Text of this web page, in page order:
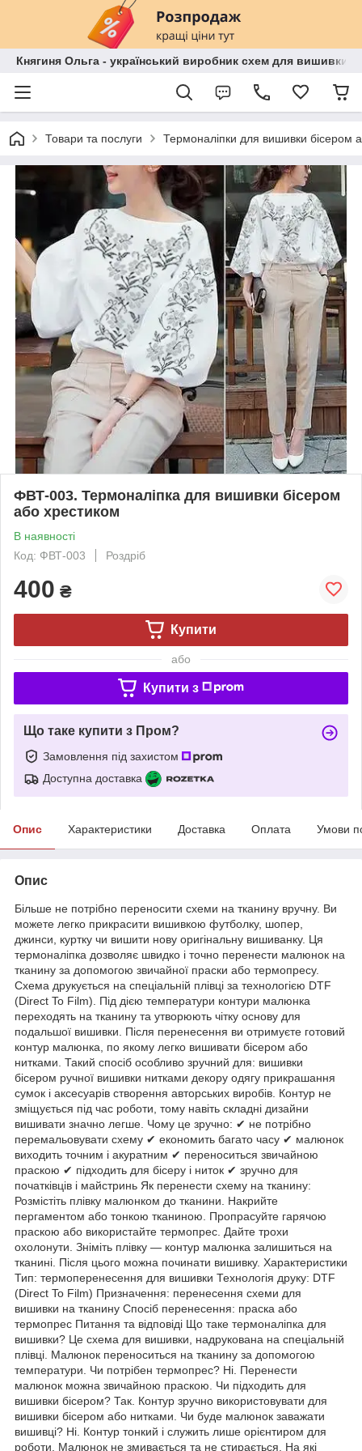
Княгиня Ольга - український виробник схем для вишивки
Товари та послуги Термоналіпки для вишивки бісером
ФВТ-003. Термоналіпка для вишивки бісером
або хрестиком
В наявності
Код: ФВТ-003
Роздріб
400 ₴
Купити
або
Купити з
Що таке купити з Пром?
Замовлення під захистом
Доступна доставка
Опис Характеристики Доставка Оплата Умови
Опис
Більше не потрібно переносити схеми на тканину вручну. Ви
можете легко прикрасити вишивкою футболку, шопер,
джинси, куртку чи вишити нову оригінальну вишиванку. Ця
термоналіпка дозволяє швидко і точно перенести малюнок на
тканину за допомогою звичайної праски або термопресу.
Схема друкується на спеціальній плівці за технологією DTF
(Direct To Film). Під дією температури контури малюнка
переходять на тканину та утворюють чітку основу для
подальшої вишивки. Після перенесення ви отримуєте готовий
контур малюнка, по якому легко вишивати бісером або
нитками. Такий спосіб особливо зручний для: вишивки
бісером ручної вишивки нитками декору одягу прикрашання
сумок і аксесуарів створення авторських виробів. Контур не
зміщується під час роботи, тому навіть складні дизайни
вишивати значно легше. Чому це зручно: ✔ не потрібно
перемальовувати схему ✔ економить багато часу ✔ малюнок
виходить точним і акуратним ✔ переноситься звичайною
праскою ✔ підходить для бісеру і ниток ✔ зручно для
початківців і майстринь Як перенести схему на тканину:
Розмістіть плівку малюнком до тканини. Накрийте
пергаментом або тонкою тканиною. Пропрасуйте гарячою
праскою або використайте термопрес. Дайте трохи
охолонути. Зніміть плівку — контур малюнка залишиться на
тканині. Після цього можна починати вишивку. Характеристики
Тип: термоперенесення для вишивки Технологія друку: DTF
(Direct To Film) Призначення: перенесення схеми для
вишивки на тканину Спосіб перенесення: праска або
термопрес Питання та відповіді Що таке термоналіпка для
вишивки? Це схема для вишивки, надрукована на спеціальній
плівці. Малюнок переноситься на тканину за допомогою
температури. Чи потрібен термопрес? Ні. Перенести
малюнок можна звичайною праскою. Чи підходить для
вишивки бісером? Так. Контур зручно використовувати для
вишивки бісером або нитками. Чи буде малюнок заважати
вишивці? Ні. Контур тонкий і служить лише орієнтиром для
роботи. Малюнок не змивається та не стирається. На які